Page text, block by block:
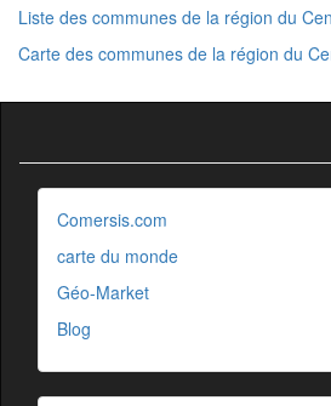
Liste des communes de la région du
Carte des communes de la région du
Comersis.com
carte du monde
Géo-Market
Blog